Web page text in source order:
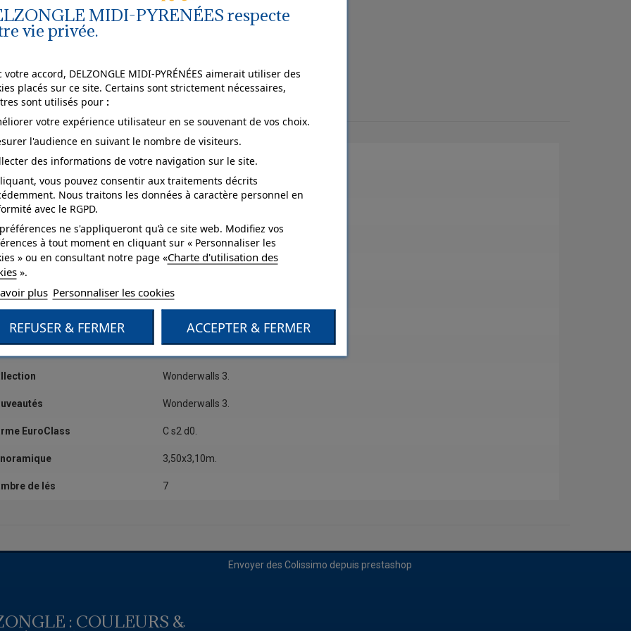
l'image
arrachable à sec.
lessivable à la brosse.
à la lumière
Collage sur le mur.
Végétal.
Dessin,Grand motif.
Vinyle sur intissé.
Blanc.
Wonderwalls 3.
Wonderwalls 3.
EuroClass C s2 d0.
3,50x3,10m.
de lés 7
: COULEURS &
Envoyer des Colissimo depuis prestashop
MIDI-PYRENÉES respecte
vie privée.
votre accord, DELZONGLE MIDI-PYRÉNÉES aimerait utiliser des
placés sur ce site. Certains sont strictement nécessaires,
sont utilisés pour :
votre expérience utilisateur en se souvenant de vos choix.
l'audience en suivant le nombre de visiteurs.
des informations de votre navigation sur le site.
vous pouvez consentir aux traitements décrits
Nous traitons les données à caractère personnel en
avec le RGPD.
ne s'appliqueront qu’à ce site web. Modifiez vos
à tout moment en cliquant sur « Personnaliser les
» ou en consultant notre page «Charte d'utilisation des
».
plus Personnaliser les cookies
REFUSER & FERMER ACCEPTER & FERMER